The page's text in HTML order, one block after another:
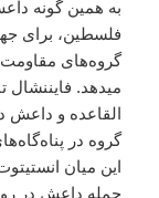
به همین گونه
فلسطین، برای
گروه‌های
میدهد.
القاعده و داعش
گروه در
این میان
حمله داعش در